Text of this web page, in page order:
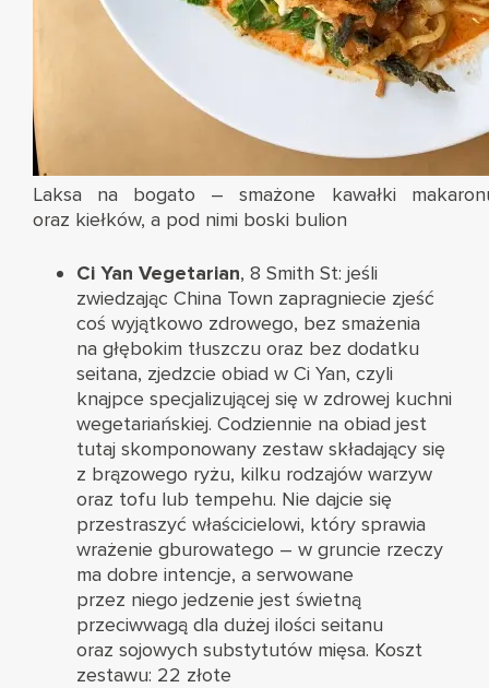
Laksa na bogato – smażone kawałki
oraz kiełków, a pod nimi boski bulion
Ci Yan Vegetarian, 8 Smith St: jeśli
zwiedzając China Town zapragniecie zjeść
coś wyjątkowo zdrowego, bez smażenia
na głębokim tłuszczu oraz bez dodatku
seitana, zjedzcie obiad w Ci Yan, czyli
knajpce specjalizującej się w zdrowej kuchni
wegetariańskiej. Codziennie na obiad jest
tutaj skomponowany zestaw składający się
z brązowego ryżu, kilku rodzajów warzyw
oraz tofu lub tempehu. Nie dajcie się
przestraszyć właścicielowi, który sprawia
wrażenie gburowatego – w gruncie rzeczy
ma dobre intencje, a serwowane
przez niego jedzenie jest świetną
przeciwwagą dla dużej ilości seitanu
oraz sojowych substytutów mięsa. Koszt
zestawu: 22 złote